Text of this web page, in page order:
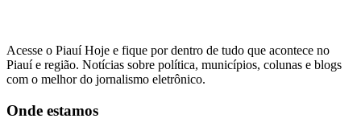
Acesse o Piauí Hoje e fique por dentro de tudo que acontece no
Piauí e região. Notícias sobre política, municípios, colunas e blogs
com o melhor do jornalismo eletrônico.
Onde estamos